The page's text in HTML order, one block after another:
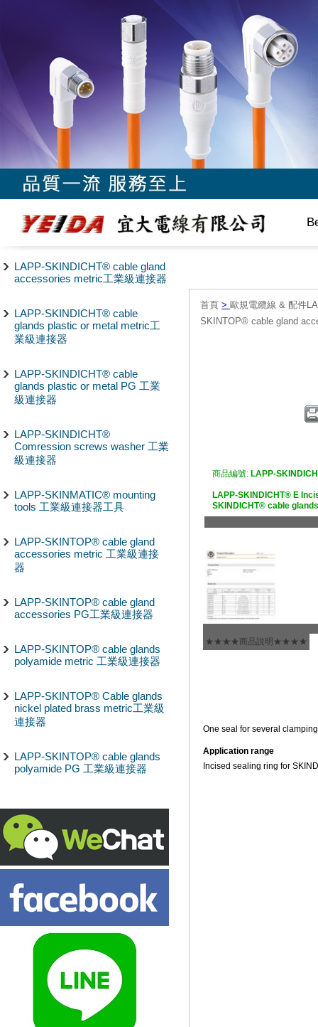
LAPP-SKINDICHT® cable gland
accessories metric工業級連接器
LAPP-SKINDICHT® cable
glands plastic or metal metric工
業級連接器
LAPP-SKINDICHT® cable
glands plastic or metal PG 工業
級連接器
LAPP-SKINDICHT®
Comression screws washer 工業
級連接器
LAPP-SKINMATIC® mounting
tools 工業級連接器工具
LAPP-SKINTOP® cable gland
accessories metric 工業級連接
器
LAPP-SKINTOP® cable gland
accessories PG工業級連接器
LAPP-SKINTOP® cable glands
polyamide metric 工業級連接器
LAPP-SKINTOP® Cable glands
nickel plated brass metric工業級
連接器
LAPP-SKINTOP® cable glands
polyamide PG 工業級連接器
首頁 > 歐規電纜線 & 配件
SKINTOP® cable gland
商品編號: LAPP-
LAPP-SKINDICHT® E
SKINDICHT® cable
★★★★商品說明★★★★
One seal for several
Application range
Incised sealing ring for